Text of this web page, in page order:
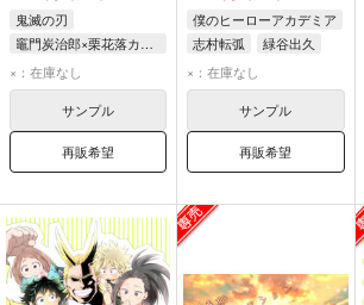
鬼滅の刃
竈門炭治郎×栗花落カナヲ
竈門炭治郎
栗花落カナヲ
×：在庫なし
サンプル
再販希望
僕のヒーローアカデミア
志村転弧
緑谷出久
×：在庫なし
サンプル
再販希望